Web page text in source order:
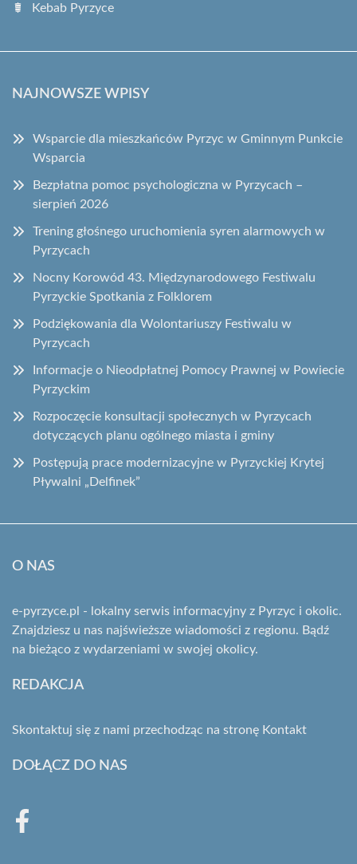
Kebab Pyrzyce
NAJNOWSZE WPISY
Wsparcie dla mieszkańców Pyrzyc w Gminnym Punkcie
Wsparcia
Bezpłatna pomoc psychologiczna w Pyrzycach –
sierpień 2026
Trening głośnego uruchomienia syren alarmowych w
Pyrzycach
Nocny Korowód 43. Międzynarodowego Festiwalu
Pyrzyckie Spotkania z Folklorem
Podziękowania dla Wolontariuszy Festiwalu w
Pyrzycach
Informacje o Nieodpłatnej Pomocy Prawnej w Powiecie
Pyrzyckim
Rozpoczęcie konsultacji społecznych w Pyrzycach
dotyczących planu ogólnego miasta i gminy
Postępują prace modernizacyjne w Pyrzyckiej Krytej
Pływalni „Delfinek”
O NAS
e-pyrzyce.pl - lokalny serwis informacyjny z Pyrzyc i okolic.
Znajdziesz u nas najświeższe wiadomości z regionu. Bądź
na bieżąco z wydarzeniami w swojej okolicy.
REDAKCJA
Skontaktuj się z nami przechodząc na stronę Kontakt
DOŁĄCZ DO NAS